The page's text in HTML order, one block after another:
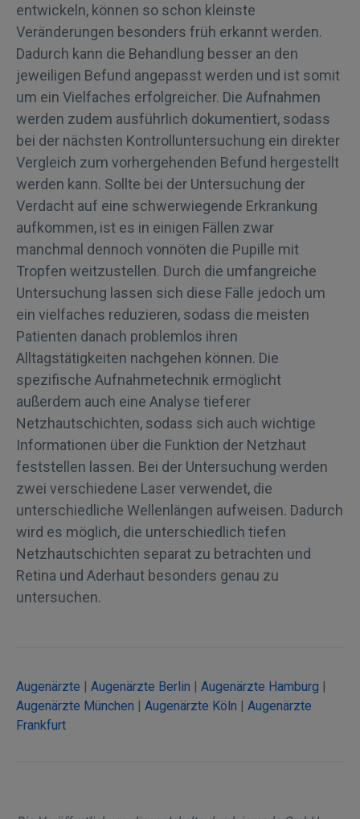
entwickeln, können so schon kleinste
Veränderungen besonders früh erkannt werden.
Dadurch kann die Behandlung besser an den
jeweiligen Befund angepasst werden und ist somit
um ein Vielfaches erfolgreicher. Die Aufnahmen
werden zudem ausführlich dokumentiert, sodass
bei der nächsten Kontrolluntersuchung ein direkter
Vergleich zum vorhergehenden Befund hergestellt
werden kann. Sollte bei der Untersuchung der
Verdacht auf eine schwerwiegende Erkrankung
aufkommen, ist es in einigen Fällen zwar
manchmal dennoch vonnöten die Pupille mit
Tropfen weitzustellen. Durch die umfangreiche
Untersuchung lassen sich diese Fälle jedoch um
ein vielfaches reduzieren, sodass die meisten
Patienten danach problemlos ihren
Alltagstätigkeiten nachgehen können. Die
spezifische Aufnahmetechnik ermöglicht
außerdem auch eine Analyse tieferer
Netzhautschichten, sodass sich auch wichtige
Informationen über die Funktion der Netzhaut
feststellen lassen. Bei der Untersuchung werden
zwei verschiedene Laser verwendet, die
unterschiedliche Wellenlängen aufweisen. Dadurch
wird es möglich, die unterschiedlich tiefen
Netzhautschichten separat zu betrachten und
Retina und Aderhaut besonders genau zu
untersuchen.
Augenärzte | Augenärzte Berlin | Augenärzte Hamburg |
Augenärzte München | Augenärzte Köln | Augenärzte
Frankfurt